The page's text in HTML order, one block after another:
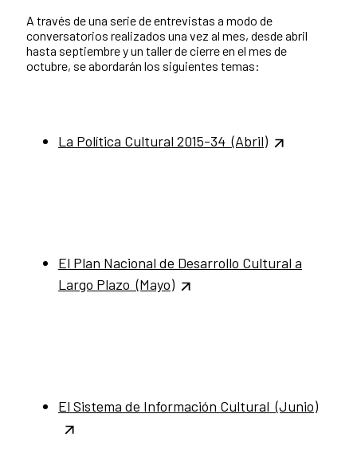
A través de una serie de entrevistas a modo de
conversatorios realizados una vez al mes, desde abril
hasta septiembre y un taller de cierre en el mes de
octubre, se abordarán los siguientes temas:
La Política Cultural 2015-34 (Abril)
El Plan Nacional de Desarrollo Cultural a
Largo Plazo (Mayo)
El Sistema de Información Cultural (Junio)